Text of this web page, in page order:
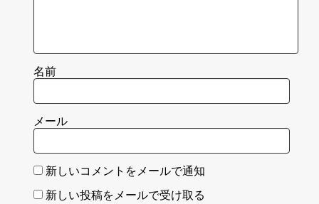
名前
メール
新しいコメントをメールで通知
新しい投稿をメールで受け取る